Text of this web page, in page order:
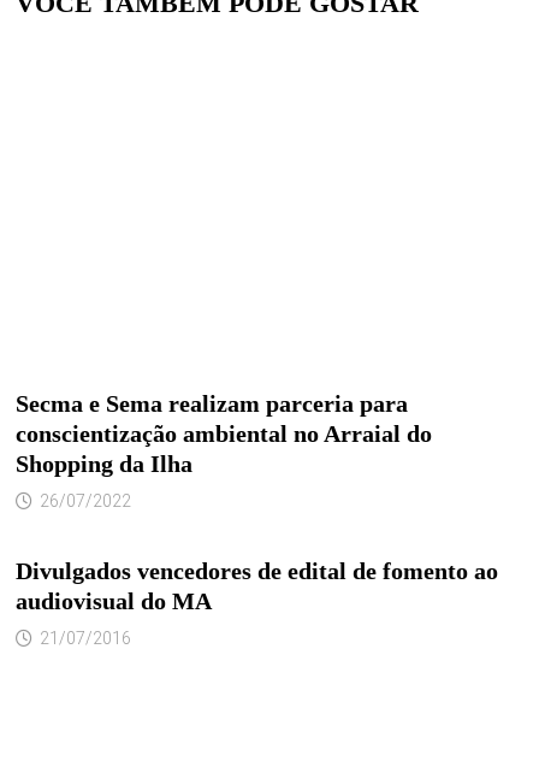
Secma e Sema realizam parceria para
conscientização ambiental no Arraial do
Shopping da Ilha
26/07/2022
Divulgados vencedores de edital de fomento ao
audiovisual do MA
21/07/2016